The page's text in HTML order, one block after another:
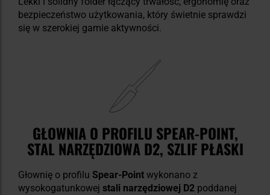
bezpieczeństwo użytkowania, który świetnie sprawdzi
się w szerokiej gamie aktywności.
GŁOWNIA O PROFILU SPEAR-POINT,
STAL NARZĘDZIOWA D2, SZLIF PŁASKI
Głownię o profilu Spear-Point wykonano z
wysokogatunkowej stali narzędziowej D2 poddanej